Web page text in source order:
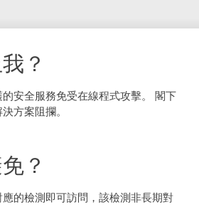
？
安全服務免受在線程式攻擊。 閣下
方案阻攔。
？
的檢測即可訪問，該檢測非長期對